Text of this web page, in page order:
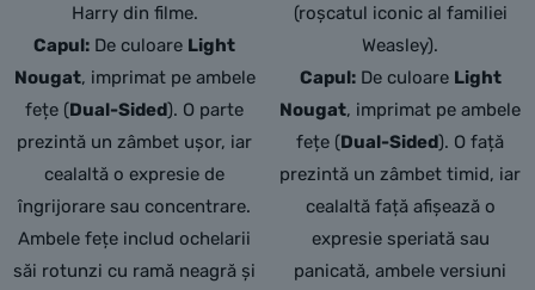
Harry din filme.
Capul: De culoare Light
Nougat, imprimat pe ambele
fețe (Dual-Sided). O parte
prezintă un zâmbet ușor, iar
cealaltă o expresie de
îngrijorare sau concentrare.
Ambele fețe includ ochelarii
săi rotunzi cu ramă neagră și
(roșcatul iconic al familiei
Weasley).
Capul:De culoare Light
Nougat, imprimat pe ambele
fețe (Dual-Sided). O față
prezintă un zâmbet timid, iar
cealaltă față afișează o
expresie speriată sau
panicată, ambele versiuni